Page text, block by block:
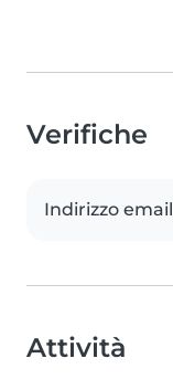
Verifiche
Indirizzo email
Attività